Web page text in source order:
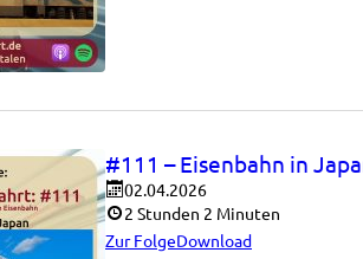
#111 – Eisenbahn in
02.04.2026
2 Stunden 2 Minuten
Zur FolgeDownload